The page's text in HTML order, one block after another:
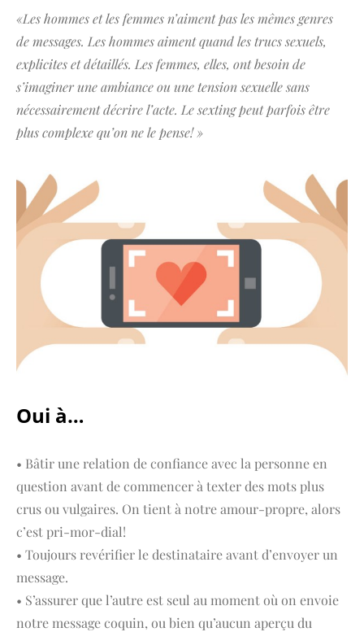
«Les hommes et les femmes n’aiment pas les mêmes genres
de messages. Les hommes aiment quand les trucs sexuels,
explicites et détaillés. Les femmes, elles, ont besoin de
s’imaginer une ambiance ou une tension sexuelle sans
nécessairement décrire l’acte. Le sexting peut parfois être
plus complexe qu’on ne le pense! »
Oui à…
• Bâtir une relation de confiance avec la personne en
question avant de commencer à texter des mots plus
crus ou vulgaires. On tient à notre amour-propre, alors
c’est pri-mor-dial!
• Toujours revérifier le destinataire avant d’envoyer un
message.
• S’assurer que l’autre est seul au moment où on envoie
notre message coquin, ou bien qu’aucun aperçu du